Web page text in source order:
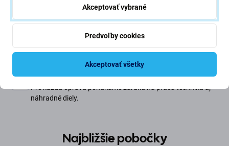
Naše 3 pobočky otvorené 9:00 - 21:00.
Servisná centrála otvorená 9:00 - 19:00
Záruka kvality
Pre každú opravu ponúkame záruku na prácu technika aj
náhradné diely.
Najbližšie pobočky
Akceptovať vybrané
Predvoľby cookies
Akceptovať všetky